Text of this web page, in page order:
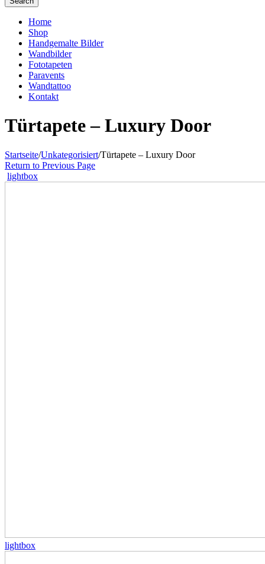
Home
Shop
Handgemalte Bilder
Wandbilder
Fototapeten
Paravents
Wandtattoo
Kontakt
Türtapete – Luxury Door
Startseite/Unkategorisiert/Türtapete – Luxury Door
Return to Previous Page
lightbox
lightbox